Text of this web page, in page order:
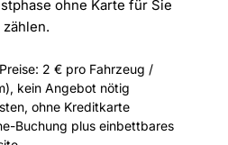
ohne Karte für Sie
zählen.
2 € pro Fahrzeug /
kein Angebot nötig
ohne Kreditkarte
Buchung plus einbettbares